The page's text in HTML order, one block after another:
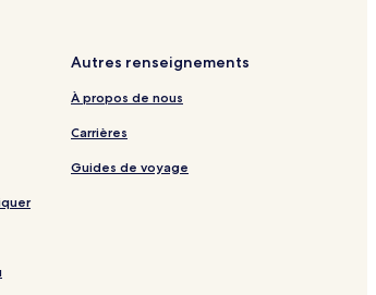
Autres renseignements
À propos de nous
Carrières
Guides de voyage